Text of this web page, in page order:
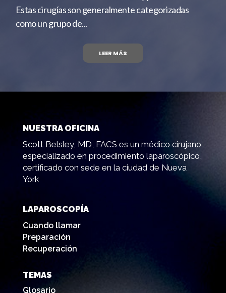
LEER MÁS
Estas cirugías son generalmente categorizadas
como un grupo de...
NUESTRA OFICINA
Scott Belsley, MD, FACS es un médico cirujano
especializado en procedimiento laparoscópico,
certificado con sede en la ciudad de Nueva
York
LAPAROSCOPÍA
Cuando llamar
Preparación
Recuperación
TEMAS
Glosario